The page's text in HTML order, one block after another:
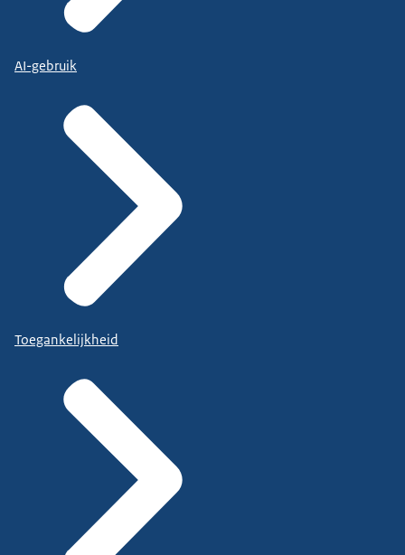
AI-gebruik
Toegankelijkheid